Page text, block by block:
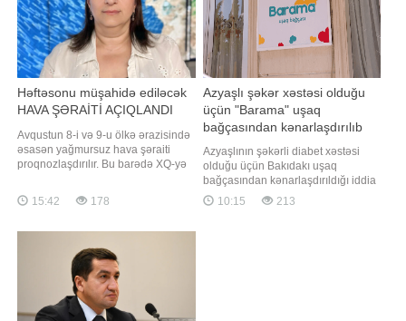
Həftəsonu müşahidə ediləcək
HAVA ŞƏRAİTİ AÇIQLANDI
Avqustun 8-i və 9-u ölkə ərazisində
əsasən yağmursuz hava şəraiti
proqnozlaşdırılır. Bu barədə XQ-yə
Nazirliyinin Milli
Hidrometeorologiya Xidmətinin
Məmmədova məlumat verib. O
deyib ki, qeyd edilən günlərdə
15:42 178
Azyaşlı şəkər xəstəsi olduğu
üçün "Barama" uşaq
bağçasından kənarlaşdırılıb
(VİDEO)
Azyaşlının şəkərli diabet xəstəsi
olduğu üçün Bakıdakı uşaq
bağçasından kənarlaşdırıldığı iddia
edilir. Uşağın anası Hədiyyə
Qurbanəliyeva "Barama" uşaq
10:15 213